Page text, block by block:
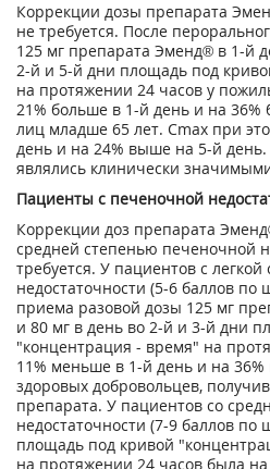
Коррекции дозы препарата
не требуется. После
125 мг препарата Эменд® в 1-й
2-й и 5-й дни площадь под
на протяжении 24 часов у
21% больше в 1-й день и на
лиц младше 65 лет. Сmах при
день и на 24% выше на 5-й
являлись клинически
Пациенты с печеночной
Коррекции доз препарата
средней степенью печеночной
требуется. У пациентов с
недостаточности (5-6 баллов
приема разовой дозы 125 мг
и 80 мг в день во 2-й и 3-й дни
"концентрация - время" на
11% меньше в 1-й день и на
здоровых добровольцев,
препарата. У пациентов со
недостаточности (7-9 баллов
площадь под кривой
на протяжении 24 часов была